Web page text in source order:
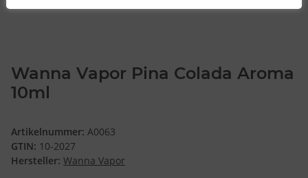
Wanna Vapor Pina Colada Aroma
10ml
Artikelnummer: A0063
GTIN: 10-2027
Hersteller: Wanna Vapor